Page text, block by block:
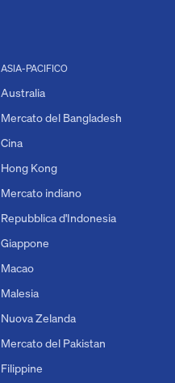
ASIA-PACIFICO
Australia
Mercato del Bangladesh
Cina
Hong Kong
Mercato indiano
Repubblica d'Indonesia
Giappone
Macao
Malesia
Nuova Zelanda
Mercato del Pakistan
Filippine